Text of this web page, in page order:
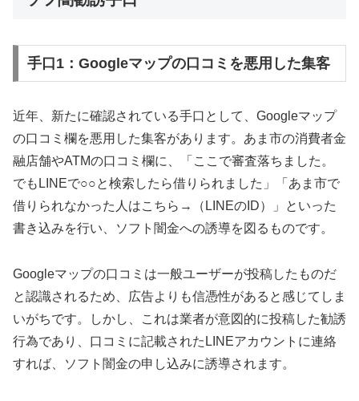
手口1：Googleマップの口コミを悪用した集客
近年、新たに確認されている手口として、Googleマップ
の口コミ欄を悪用した集客があります。あま市の消費者金
融店舗やATMの口コミ欄に、「ここで審査落ちました。
でもLINEで○○と検索したら借りられました」「あま市で
借りられなかった人はこちら→（LINEのID）」といった
書き込みを行い、ソフト闇金への誘導を図るものです。
Googleマップの口コミは一般ユーザーが投稿したものだ
と認識されるため、広告よりも信憑性があると感じてしま
いがちです。しかし、これは業者が意図的に投稿した勧誘
行為であり、口コミに記載されたLINEアカウントに連絡
すれば、ソフト闇金の申し込みに誘導されます。